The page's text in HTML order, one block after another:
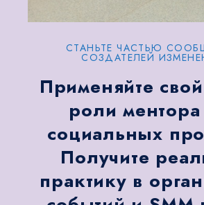
СТАНЬТЕ ЧАСТЬЮ
СОЗДАТЕЛЕЙ
Применяйте
роли
социальных
Получите
практику в